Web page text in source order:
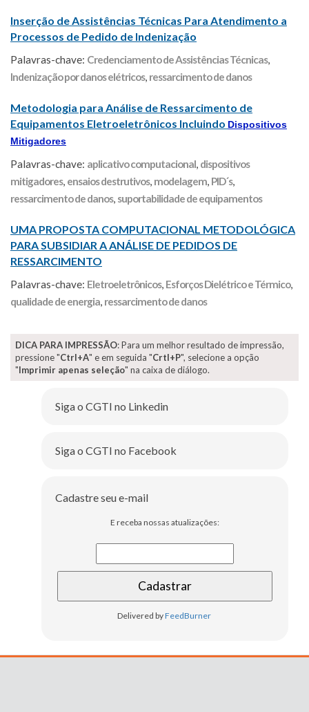
Inserção de Assistências Técnicas Para Atendimento a
Processos de Pedido de Indenização
Palavras-chave: Credenciamento de Assistências Técnicas,
Indenização por danos elétricos, ressarcimento de danos
Metodologia para Análise de Ressarcimento de
Equipamentos Eletroeletrônicos Incluindo Dispositivos
Mitigadores
Palavras-chave: aplicativo computacional, dispositivos
mitigadores, ensaios destrutivos, modelagem, PID´s,
ressarcimento de danos, suportabilidade de equipamentos
UMA PROPOSTA COMPUTACIONAL METODOLÓGICA
PARA SUBSIDIAR A ANÁLISE DE PEDIDOS DE
RESSARCIMENTO
Palavras-chave: Eletroeletrônicos, Esforços Dielétrico e Térmico,
qualidade de energia, ressarcimento de danos
DICA PARA IMPRESSÃO: Para um melhor resultado de impressão,
pressione "Ctrl+A" e em seguida "Crtl+P", selecione a opção
"Imprimir apenas seleção" na caixa de diálogo.
Siga o CGTI no Linkedin
Siga o CGTI no Facebook
Cadastre seu e-mail
E receba nossas atualizações:
Delivered byFeedBurner